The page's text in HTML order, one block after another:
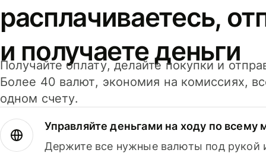
расплачиваетесь,
и получаете деньги
Получайте оплату, делайте покупки и
Более 40 валют, экономия на комиссиях,
одном счету.
Управляйте деньгами на ходу по всему
Держите все нужные валюты под рукой